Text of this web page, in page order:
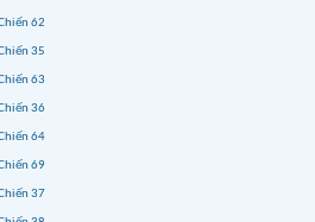
62
35
63
36
64
69
37